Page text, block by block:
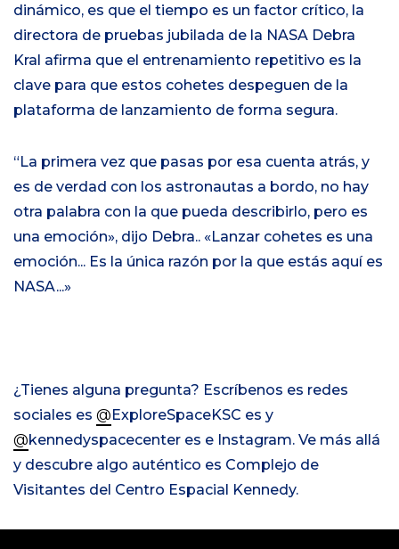
dinámico, es que el tiempo es un factor crítico, la
directora de pruebas jubilada de la NASA Debra
Kral afirma que el entrenamiento repetitivo es la
clave para que estos cohetes despeguen de la
plataforma de lanzamiento de forma segura.
“La primera vez que pasas por esa cuenta atrás, y
es de verdad con los astronautas a bordo, no hay
otra palabra con la que pueda describirlo, pero es
una emoción», dijo Debra.. «Lanzar cohetes es una
emoción... Es la única razón por la que estás aquí es
NASA...»
¿Tienes alguna pregunta? Escríbenos es redes
sociales es @ExploreSpaceKSC es y
@kennedyspacecenter es e Instagram. Ve más allá
y descubre algo auténtico es Complejo de
Visitantes del Centro Espacial Kennedy.